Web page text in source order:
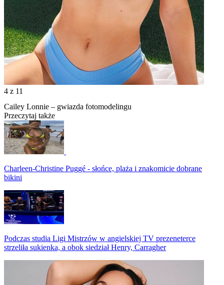
4 z 11
Cailey Lonnie – gwiazda fotomodelingu
Przeczytaj także
Charleen-Christine Puggé - słońce, plaża i znakomicie dobrane
bikini
Podczas studia Ligi Mistrzów w angielskiej TV prezeneterce
strzeliła sukienka, a obok siedział Henry, Carragher